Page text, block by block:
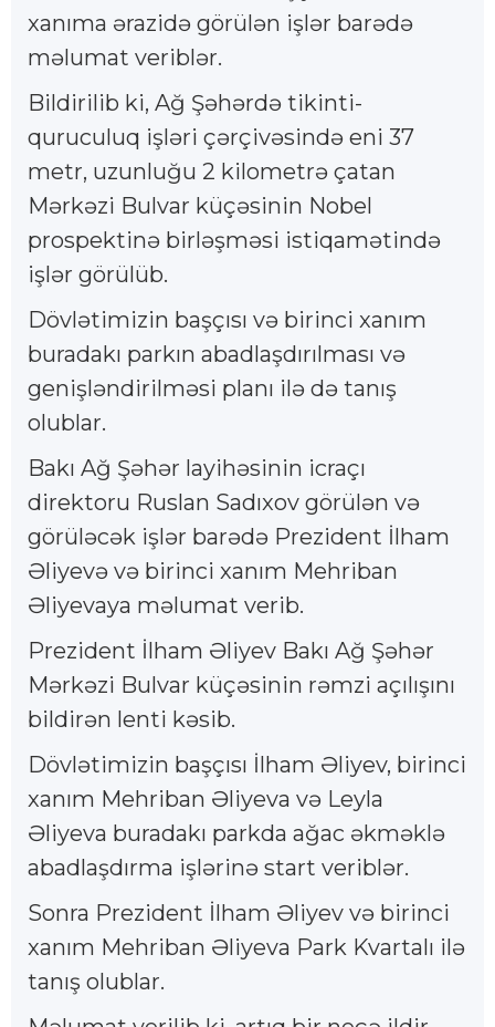
xanıma ərazidə görülən işlər barədə
məlumat veriblər.
Bildirilib ki, Ağ Şəhərdə tikinti-
quruculuq işləri çərçivəsində eni 37
metr, uzunluğu 2 kilometrə çatan
Mərkəzi Bulvar küçəsinin Nobel
prospektinə birləşməsi istiqamətində
işlər görülüb.
Dövlətimizin başçısı və birinci xanım
buradakı parkın abadlaşdırılması və
genişləndirilməsi planı ilə də tanış
olublar.
Bakı Ağ Şəhər layihəsinin icraçı
direktoru Ruslan Sadıxov görülən və
görüləcək işlər barədə Prezident İlham
Əliyevə və birinci xanım Mehriban
Əliyevaya məlumat verib.
Prezident İlham Əliyev Bakı Ağ Şəhər
Mərkəzi Bulvar küçəsinin rəmzi açılışını
bildirən lenti kəsib.
Dövlətimizin başçısı İlham Əliyev, birinci
xanım Mehriban Əliyeva və Leyla
Əliyeva buradakı parkda ağac əkməklə
abadlaşdırma işlərinə start veriblər.
Sonra Prezident İlham Əliyev və birinci
xanım Mehriban Əliyeva Park Kvartalı ilə
tanış olublar.